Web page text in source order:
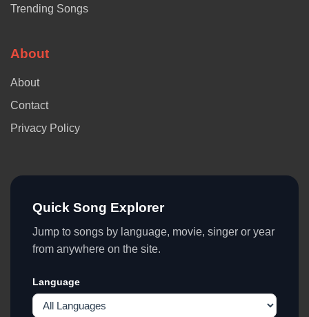
Trending Songs
About
About
Contact
Privacy Policy
Quick Song Explorer
Jump to songs by language, movie, singer or year
from anywhere on the site.
Language